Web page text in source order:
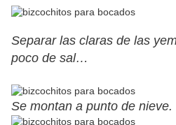
Separar las claras de las
poco de sal…
Se montan a punto de nieve.